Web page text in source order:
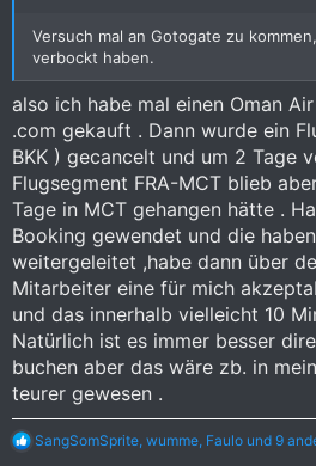
Versuch mal an Gotogate zu
verbockt haben.
also ich habe mal einen Oman
.com gekauft . Dann wurde ein
BKK ) gecancelt und um 2 Tage
Flugsegment FRA-MCT blieb
Tage in MCT gehangen hätte .
Booking gewendet und die
weitergeleitet ,habe dann über
Mitarbeiter eine für mich
und das innerhalb vielleicht 10
Natürlich ist es immer besser
buchen aber das wäre zb. in
teurer gewesen .
R
SangSomSprite wumme Faulo und 9